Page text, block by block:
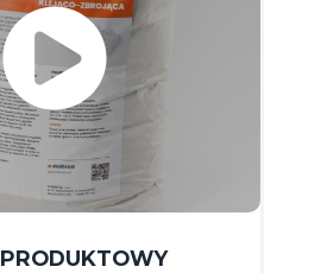
PRODUKTOWY